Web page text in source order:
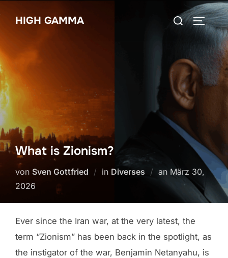
InhaltHIGH GAMMA
Suchen
What is Zionism?
von Sven Gottfried in Diverses an Veröffentlicht
März 30,
2026
Ever since the Iran war, at the very latest, the
term “Zionism” has been back in the spotlight, as
the instigator of the war, Benjamin Netanyahu, is